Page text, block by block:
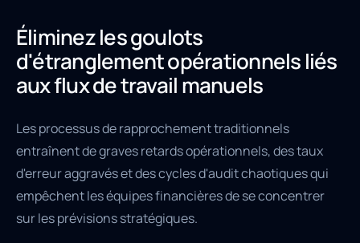
Éliminez les goulots
d'étranglement opérationnels liés
aux flux de travail manuels
Les processus de rapprochement traditionnels
entraînent de graves retards opérationnels, des taux
d'erreur aggravés et des cycles d'audit chaotiques qui
empêchent les équipes financières de se concentrer
sur les prévisions stratégiques.